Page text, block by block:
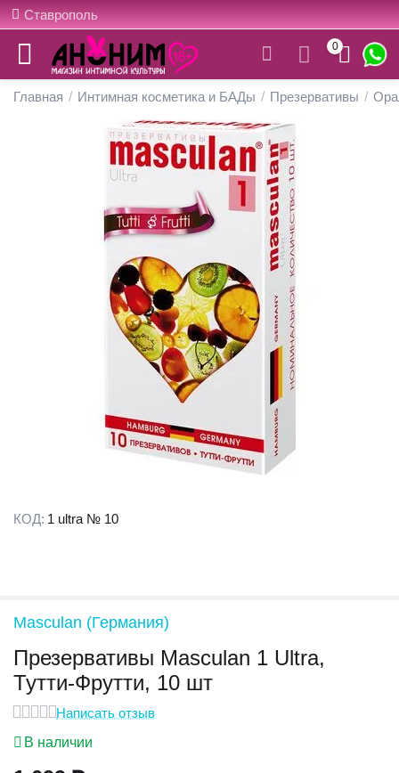
Ставрополь
0
Главная / Интимная косметика и БАДы / Презервативы /
КОД: 1 ultra № 10
Masculan (Германия)
Презервативы Masculan 1 Ultra,
Тутти-Фрутти, 10 шт
Написать отзыв
В наличии